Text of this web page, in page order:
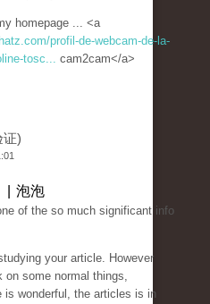
homepage ... <a
profil-de-webcam-de-la-
tosc... cam2cam</a>
证)
| 泡泡
of the so much significant info
your article. However
on some normal things,
is wonderful, the articles is in